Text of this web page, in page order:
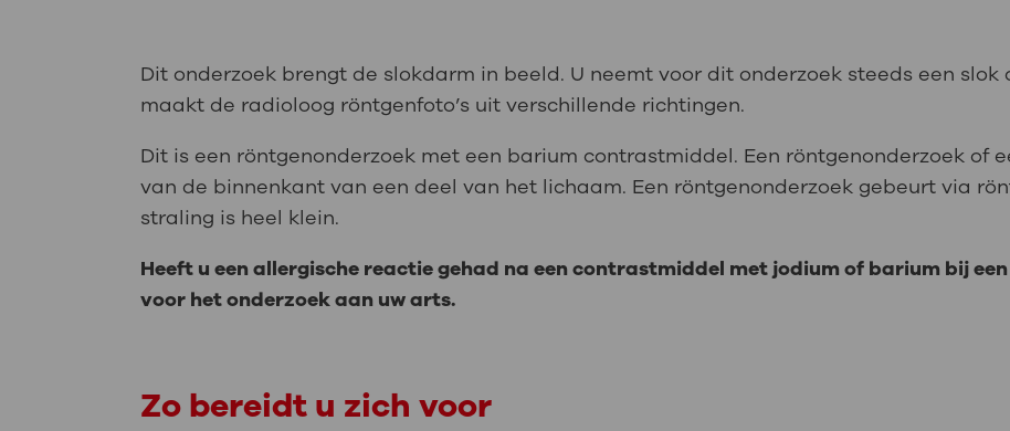
Dit onderzoek brengt de slokdarm in beeld. U neemt voor dit onderzoek steeds een
maakt de radioloog röntgenfoto’s uit verschillende richtingen.
Dit is een röntgenonderzoek met een barium contrastmiddel. Een röntgenonderzoek of
van de binnenkant van een deel van het lichaam. Een röntgenonderzoek gebeurt via
straling is heel klein.
Heeft u een allergische reactie gehad na een contrastmiddel met jodium of barium bij
voor het onderzoek aan uw arts.
Zo bereidt u zich voor